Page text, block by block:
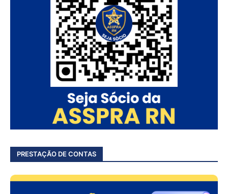
PRESTAÇÃO DE CONTAS